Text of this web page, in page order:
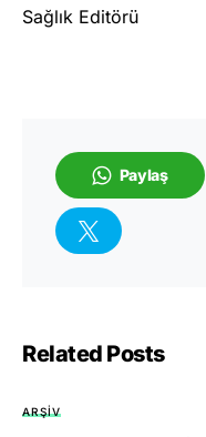
Sağlık Editörü
Paylaş
Related Posts
ARŞIV